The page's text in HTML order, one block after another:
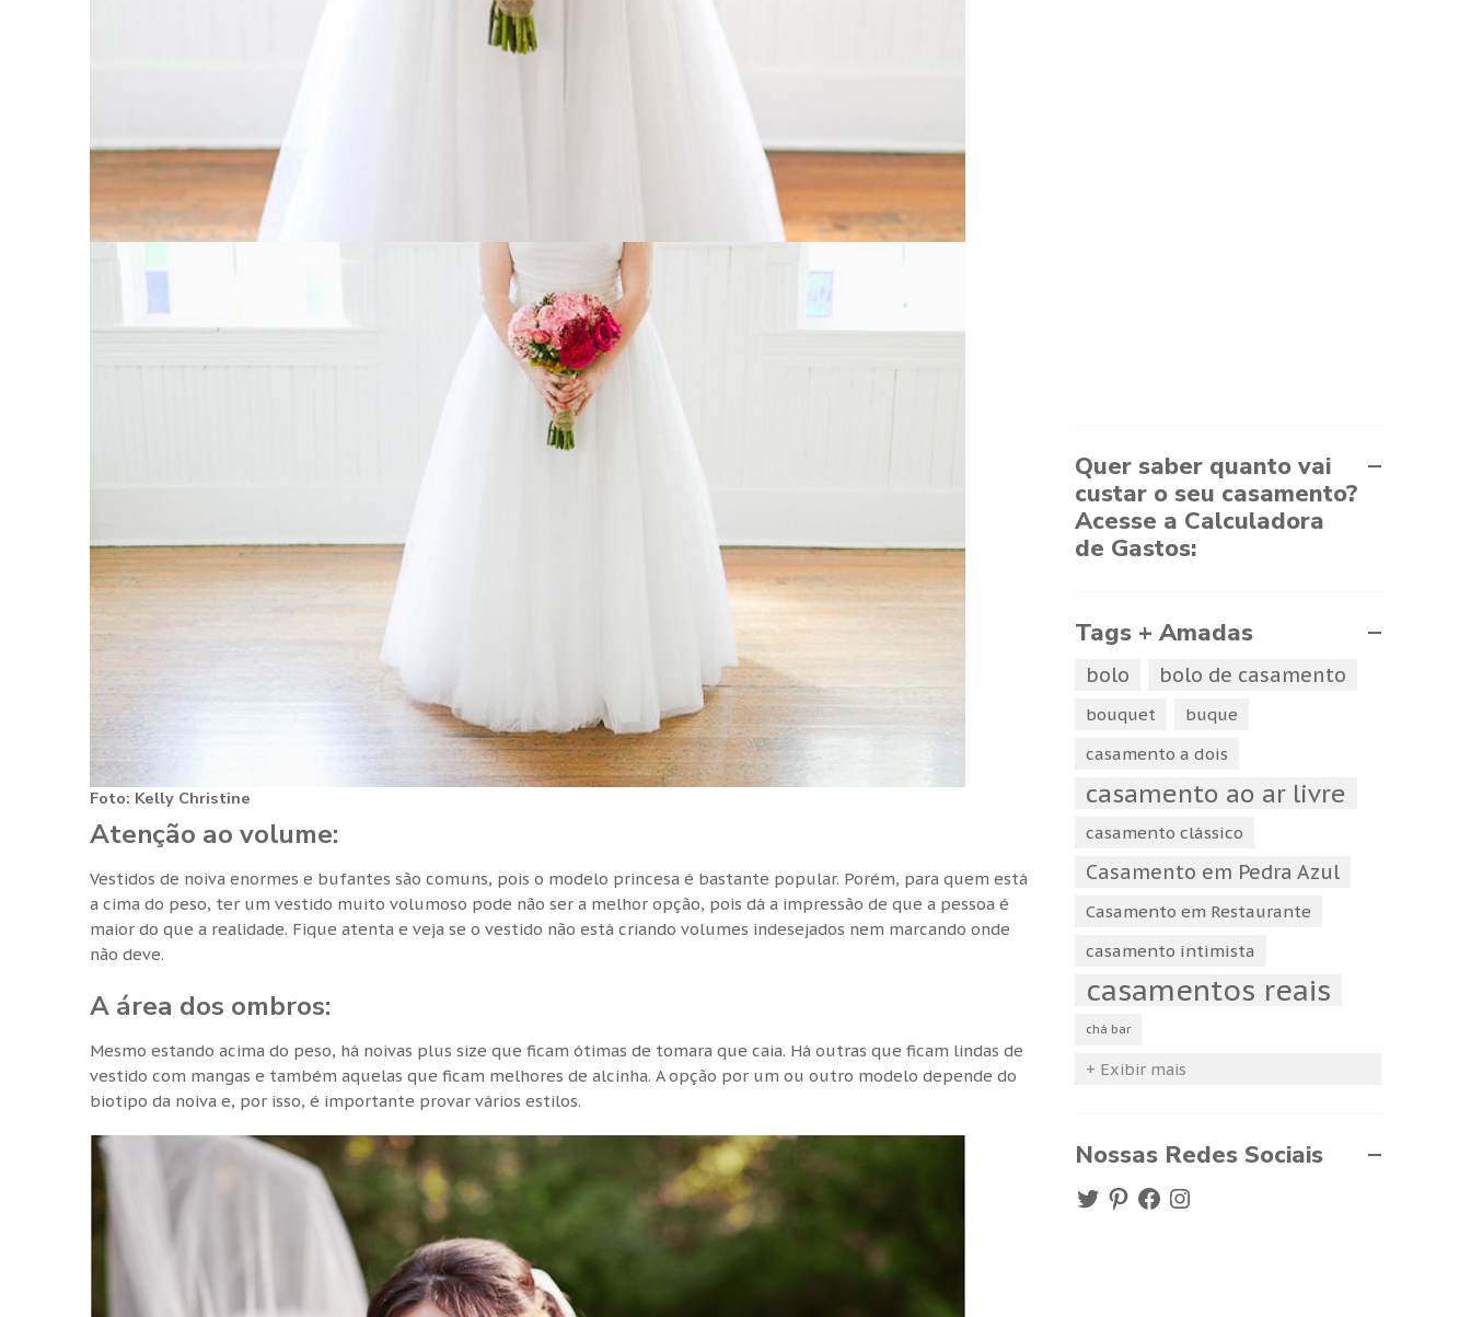
Foto: Kelly Christine
Atenção ao volume:
Vestidos de noiva enormes e bufantes são comuns, pois o modelo princesa é bastante popular. Porém, para quem está
a cima do peso, ter um vestido muito volumoso pode não ser a melhor opção, pois dá a impressão de que a pessoa é
maior do que a realidade. Fique atenta e veja se o vestido não está criando volumes indesejados nem marcando onde
não deve.
A área dos ombros:
Mesmo estando acima do peso, há noivas plus size que ficam ótimas de tomara que caia. Há outras que ficam lindas de
vestido com mangas e também aquelas que ficam melhores de alcinha. A opção por um ou outro modelo depende do
biotipo da noiva e, por isso, é importante provar vários estilos.
Quer saber quanto vai
custar o seu casamento?
Acesse a Calculadora
de Gastos:
Tags + Amadas
bolo bolo de casamento
bouquet
buque
casamento a dois
casamento ao ar livre
casamento clássico
Casamento em Pedra Azul
Casamento em Restaurante
casamento intimista
casamentos reais
chá bar
+ Exibir mais
Nossas Redes Sociais